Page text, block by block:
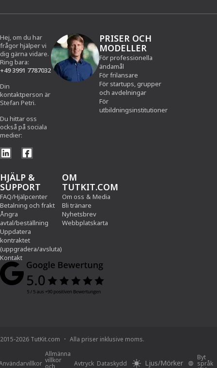
Hej, om du har
frågor hjälper vi
dig gärna vidare.
Ring bara:
+49 3991 7787032
Din
kontaktperson är
Stefan Petri.
Du hittar oss
också på sociala
medier:
PRISER OCH
MODELLER
För professionella
ändamål
För frilansare
För startups, grupper
och avdelningar
För
utbildningsinstitutioner
HJÄLP &
SUPPORT
FAQ/Hjälpcenter
Betalning och frakt
Ångra
avtal/beställning
Uppdatera
kontraktet
(uppgradera/avsluta)
Kontakt
OM
TUTKIT.COM
Om oss & Media
Bli tränare
Nyhetsbrev
Webbplatskarta
2015-2026 TutKit.com Alla priser inklusive moms.
Allmänna
villkor
och Avtryck Dataskydd Ljus/Mörker
Byt
språk